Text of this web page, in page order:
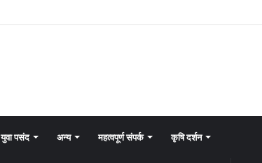
युवा पसंद अन्य महत्वपूर्ण संपर्क कृषि दर्शन